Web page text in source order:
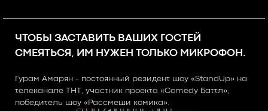
ЧТОБЫ ЗАСТАВИТЬ ВАШИХ ГОСТЕЙ
СМЕЯТЬСЯ, ИМ НУЖЕН ТОЛЬКО МИКРОФОН.
Гурам Амарян - постоянный резидент шоу «StandUp» на
телеканале ТНТ, участник проекта «Comedy Баттл»,
победитель шоу «Рассмеши комика».